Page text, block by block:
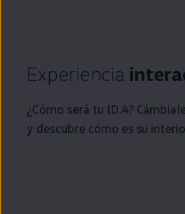
Experiencia
¿Cómo será tu ID.4?
y descubre cómo es su